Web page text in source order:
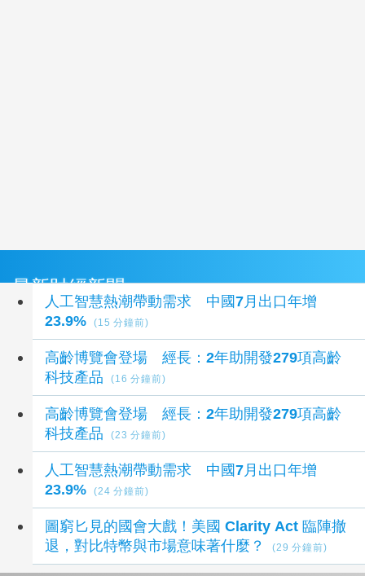
最新財經新聞
人工智慧熱潮帶動需求 中國7月出口年增
23.9%
(15 分鐘前)
高齡博覽會登場 經長：2年助開發279項高齡
科技產品
(16 分鐘前)
高齡博覽會登場 經長：2年助開發279項高齡
科技產品
(23 分鐘前)
人工智慧熱潮帶動需求 中國7月出口年增
23.9%
(24 分鐘前)
圖窮匕見的國會大戲！美國 Clarity Act 臨陣撤
退，對比特幣與市場意味著什麼？
(29 分鐘前)